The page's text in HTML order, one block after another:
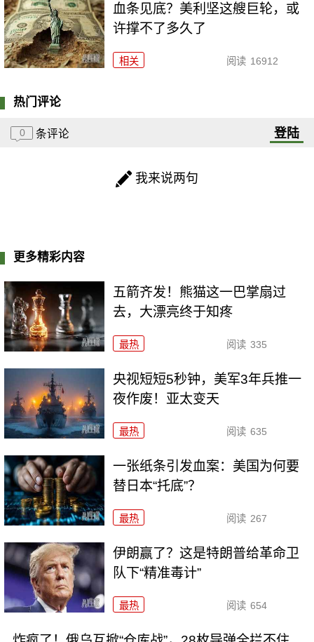
血条见底？美利坚这艘巨轮，或
许撑不了多久了
相关 阅读 16912
热门评论
0 条评论 登陆
我来说两句
更多精彩内容
五箭齐发！熊猫这一巴掌扇过
去，大漂亮终于知疼
最热 阅读 335
央视短短5秒钟，美军3年兵推一
夜作废！亚太变天
最热 阅读 635
一张纸条引发血案：美国为何要
替日本“托底”？
最热 阅读 267
伊朗赢了？这是特朗普给革命卫
队下“精准毒计”
最热 阅读 654